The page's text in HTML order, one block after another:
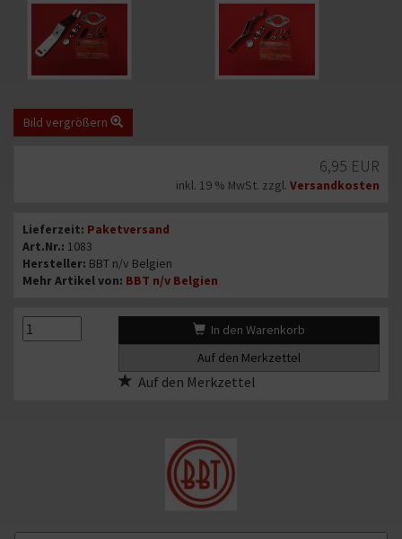
Bild vergrößern
VW
Käfer,
Bus
T1,
Montagesatz
für
6,95 EUR
inkl. 19 % MwSt. zzgl. Versandkosten
Informationen
Lieferzeit: Paketversand
Art.Nr.: 1083
Hersteller: BBT n/v Belgien
Mehr Artikel von: BBT n/v Belgien
{#text_quantity#}{#text_quantity#} In den Warenkorb
Auf den Merkzettel